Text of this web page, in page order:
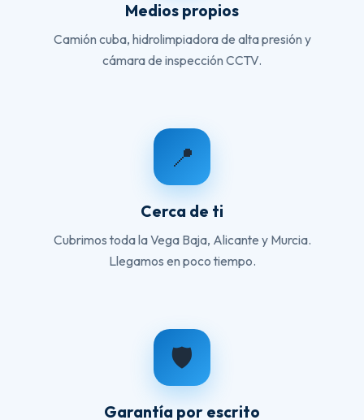
Medios propios
Camión cuba, hidrolimpiadora de alta presión y
cámara de inspección CCTV.
📍
Cerca de ti
Cubrimos toda la Vega Baja, Alicante y Murcia.
Llegamos en poco tiempo.
🛡️
Garantía por escrito